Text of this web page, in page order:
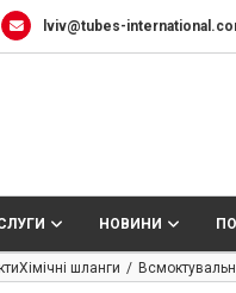
lviv@tubes-
НОВИНИ
Хімічні шланги